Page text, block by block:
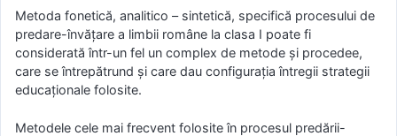
Metoda fonetică, analitico – sintetică, specifică procesului de
predare-învăţare a limbii române la clasa I poate fi
considerată într-un fel un complex de metode şi procedee,
care se întrepătrund şi care dau configuraţia întregii strategii
educaţionale folosite.
Metodele cele mai frecvent folosite în procesul predării-